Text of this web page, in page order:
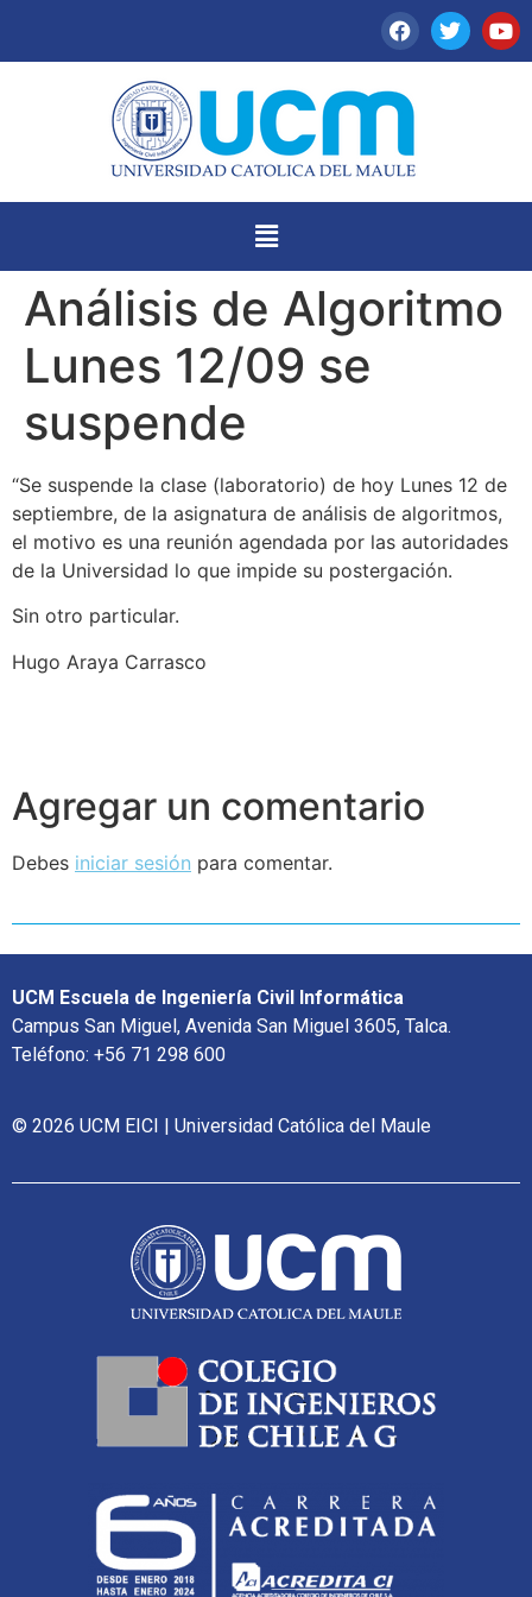
Análisis de Algoritmo
Lunes 12/09 se
suspende
“Se suspende la clase (laboratorio) de hoy Lunes 12 de
septiembre, de la asignatura de análisis de algoritmos,
el motivo es una reunión agendada por las autoridades
de la Universidad lo que impide su postergación.
Sin otro particular.
Hugo Araya Carrasco
Agregar un comentario
Debes iniciar sesión para comentar.
UCM Escuela de Ingeniería Civil Informática
Campus San Miguel, Avenida San Miguel 3605, Talca.
Teléfono: +56 71 298 600
© 2026 UCM EICI | Universidad Católica del Maule